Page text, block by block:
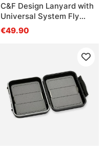
C&F Design Lanyard with
Universal System Fly
Patch
€49.90